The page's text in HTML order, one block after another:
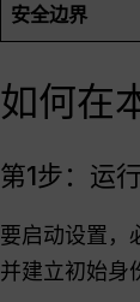
安全边界
如何在
第1步：运
要启动设置，
并建立初始身